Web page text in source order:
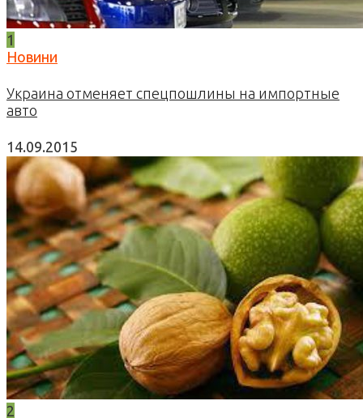
1
Новини
Украина отменяет спецпошлины на импортные
авто
14.09.2015
2